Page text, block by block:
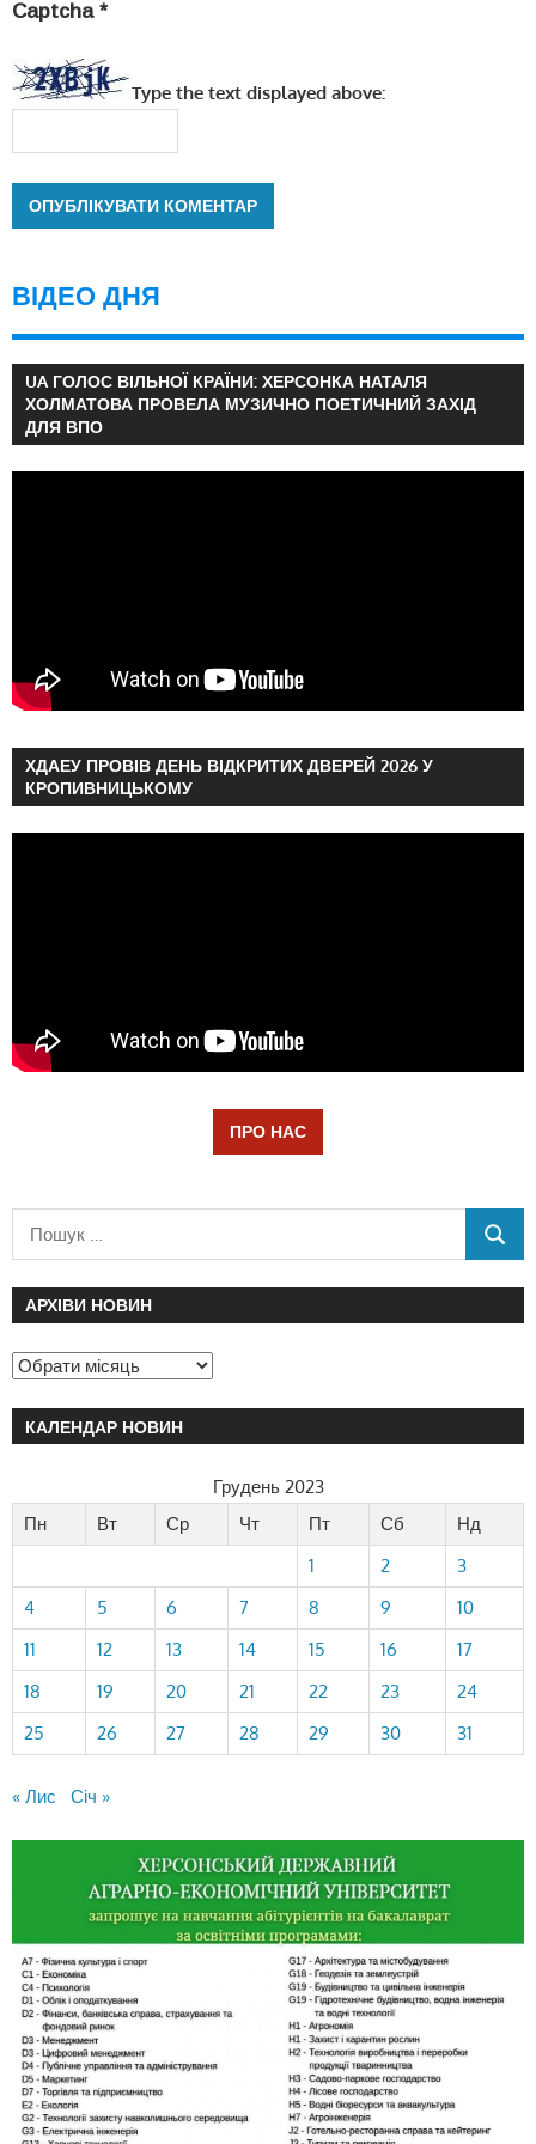
Captcha *
Type the text displayed above:
ВІДЕО ДНЯ
UA ГОЛОС ВІЛЬНОЇ КРАЇНИ: ХЕРСОНКА НАТАЛЯ
ХОЛМАТОВА ПРОВЕЛА МУЗИЧНО ПОЕТИЧНИЙ ЗАХІД
ДЛЯ ВПО
ХДАЕУ ПРОВІВ ДЕНЬ ВІДКРИТИХ ДВЕРЕЙ 2026 У
КРОПИВНИЦЬКОМУ
ПРО НАС
АРХІВИ НОВИН
КАЛЕНДАР НОВИН
Грудень 2023
Пн
Вт Ср Чт Пт Сб
Нд
1
2
3
4
5 6 7 8 9
10
11
12 13 14 15 16
17
18
19 20 21 22 23
24
25
26 27 28 29 30 31
« Лис Січ »